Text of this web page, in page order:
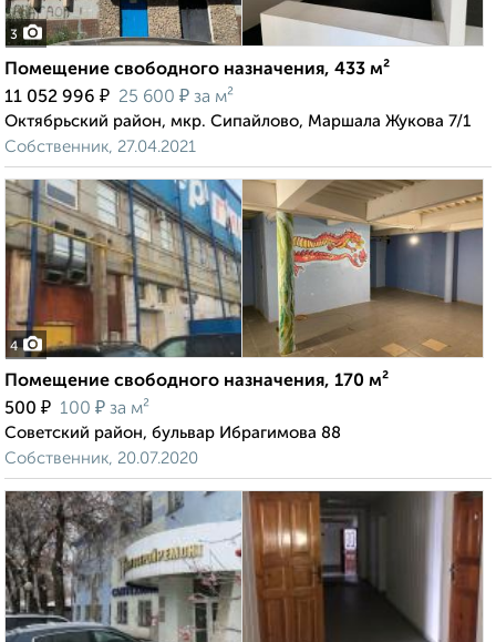
3
Помещение свободного назначения, 433 м²
11 052 996 ₽ 25 600 ₽ за м²
Октябрьский район, мкр. Сипайлово, Маршала Жукова 7/1
Собственник, 27.04.2021
4
Помещение свободного назначения, 170 м²
500 ₽ 100 ₽ за м²
Советский район, бульвар Ибрагимова 88
Собственник, 20.07.2020